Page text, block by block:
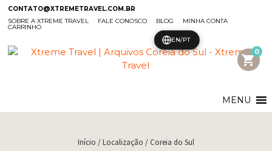
CONTATO@XTREMETRAVEL.COM.BR
SOBRE A XTREME TRAVEL
FALE CONOSCO BLOG MINHA CONTA
CARRINHO
shopping_cart
0
MENU
Início / Localização / Coreia do Sul
EN/PT